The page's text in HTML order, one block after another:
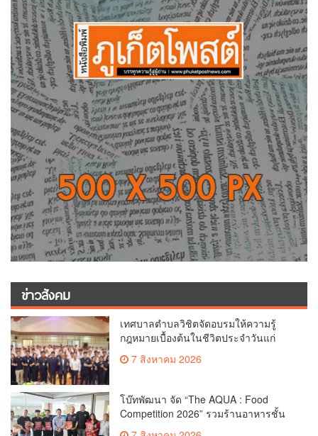
ข่าวสังคม
เทศบาลตำบลวิชิตจัดอบรมให้ความรู้
กฎหมายเบื้องต้นในชีวิตประจำวันแก่
7 สิงหาคม 2026
โบ๊ทพัฒนา จัด “The AQUA : Food
Competition 2026” รวมร้านอาหารชั้น
นำของ The Shopps at The AQUA ชู